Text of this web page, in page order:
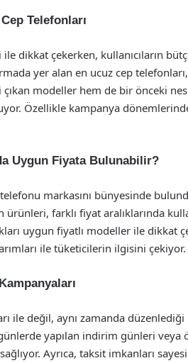
Telefonları
dikkat çekerken, kullanıcıların
yer alan en ucuz cep
modeller hem de bir önceki
Özellikle kampanya
Uygun Fiyata Bulunabilir?
markasını bünyesinde
farklı fiyat aralıklarında
uygun fiyatlı modeller ile dikkat
ile tüketicilerin ilgisini çekiyor.
ile değil, aynı zamanda
yapılan indirim günleri veya
Ayrıca, taksit imkanları